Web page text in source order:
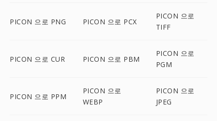
PICON 으로 PNG PICON 으로 PCX
PICON 으로
TIFF
PICON 으로 CUR PICON 으로 PBM
PICON 으로
PGM
PICON 으로 PPM
PICON 으로
WEBP
PICON 으로
JPEG